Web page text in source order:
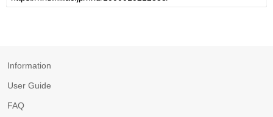
Information
User Guide
FAQ